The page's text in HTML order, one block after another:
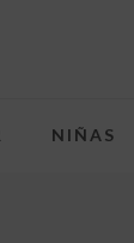
NIÑAS